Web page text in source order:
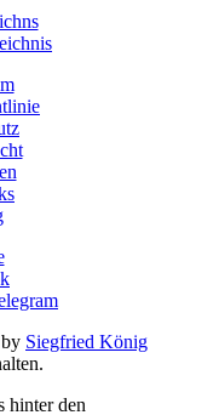
Siegfried König
hinter den